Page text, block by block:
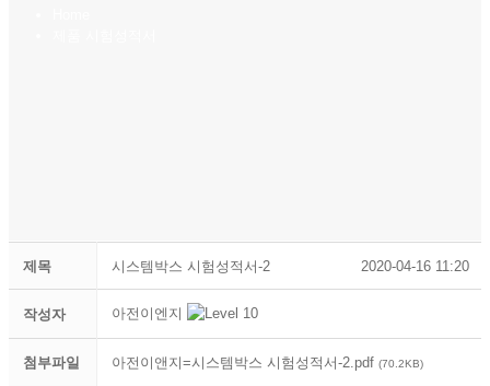
제목 시스템박스 시험성적서-2 2020-04-16 11:20
작성자 아전이엔지
첨부파일 아전이앤지=시스템박스 시험성적서-2.pdf (70.2KB)